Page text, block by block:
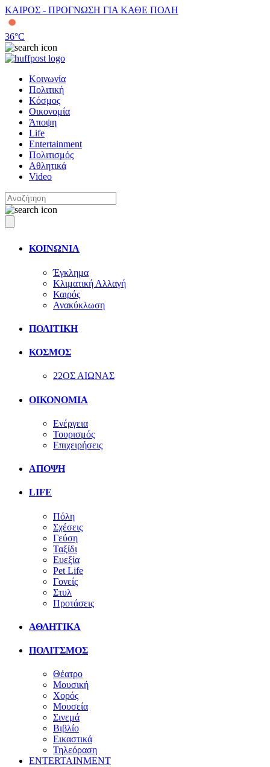
ΚΑΙΡΟΣ - ΠΡΟΓΝΩΣΗ ΓΙΑ ΚΑΘΕ ΠΟΛΗ
36°C
Κοινωνία
Πολιτική
Κόσμος
Οικονομία
Άποψη
Life
Entertainment
Πολιτισμός
Αθλητικά
Video
ΚΟΙΝΩΝΙΑ
Έγκλημα
Κλιματική Αλλαγή
Καιρός
Ανακύκλωση
ΠΟΛΙΤΙΚΗ
ΚΟΣΜΟΣ
22ΟΣ ΑΙΩΝΑΣ
ΟΙΚΟΝΟΜΙΑ
Ενέργεια
Τουρισμός
Επιχειρήσεις
ΑΠΟΨΗ
LIFE
Πόλη
Σχέσεις
Γεύση
Ταξίδι
Ευεξία
Pet Life
Γονείς
Στυλ
Προτάσεις
ΑΘΛΗΤΙΚΑ
ΠΟΛΙΤΣΜΟΣ
Θέατρο
Μουσική
Χορός
Μουσεία
Σινεμά
Βιβλίο
Εικαστικά
Τηλεόραση
ENTERTAINMENT